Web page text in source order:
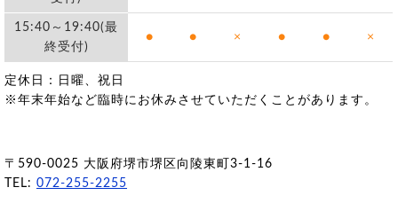
15:40～19:40(最
終受付)
● ● × ● ● ×
定休日：日曜、祝日
※年末年始など臨時にお休みさせていただくことがあります。
〒590-0025 大阪府堺市堺区向陵東町3-1-16
TEL: 072-255-2255